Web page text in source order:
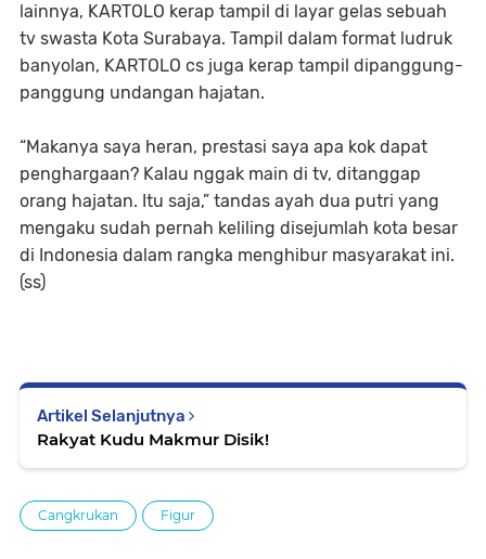
lainnya, KARTOLO kerap tampil di layar gelas sebuah
tv swasta Kota Surabaya. Tampil dalam format ludruk
banyolan, KARTOLO cs juga kerap tampil dipanggung-
panggung undangan hajatan.
“Makanya saya heran, prestasi saya apa kok dapat
penghargaan? Kalau nggak main di tv, ditanggap
orang hajatan. Itu saja,” tandas ayah dua putri yang
mengaku sudah pernah keliling disejumlah kota besar
di Indonesia dalam rangka menghibur masyarakat ini.
(ss)
Artikel Selanjutnya
Rakyat Kudu Makmur Disik!
Cangkrukan Figur